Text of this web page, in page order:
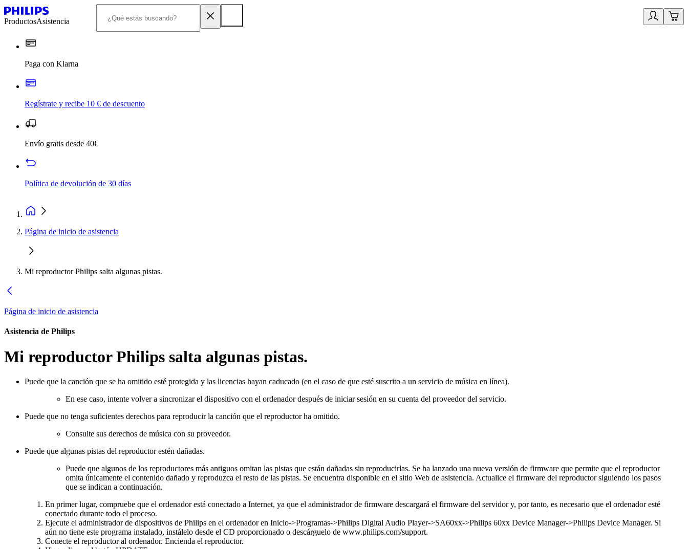
ProductosAsistencia
Paga con Klarna
Regístrate y recibe 10 € de descuento
Envío gratis desde 40€
Política de devolución de 30 días
Página de inicio de asistencia
Mi reproductor Philips salta algunas pistas.
Página de inicio de asistencia
Asistencia de Philips
Mi reproductor Philips salta algunas pistas.
Puede que la canción que se ha omitido esté protegida y las licencias hayan caducado (en el caso de que esté suscrito a un servicio de música en línea).
En ese caso, intente volver a sincronizar el dispositivo con el ordenador después de iniciar sesión en su cuenta del proveedor del servicio.
Puede que no tenga suficientes derechos para reproducir la canción que el reproductor ha omitido.
Consulte sus derechos de música con su proveedor.
Puede que algunas pistas del reproductor estén dañadas.
Puede que algunos de los reproductores más antiguos omitan las pistas que están dañadas sin reproducirlas. Se ha lanzado una nueva versión de firmware que permite que el reproductor
omita únicamente el contenido dañado y reproduzca el resto de las pistas. Se encuentra disponible en el sitio Web de asistencia. Actualice el firmware del reproductor siguiendo los pasos
que se indican a continuación.
En primer lugar, compruebe que el ordenador está conectado a Internet, ya que el administrador de firmware descargará el firmware del servidor y, por tanto, es necesario que el ordenador esté
conectado durante todo el proceso.
Ejecute el administrador de dispositivos de Philips en el ordenador en Inicio->Programas->Philips Digital Audio Player->SA60xx->Philips 60xx Device Manager->Philips Device Manager. Si
aún no tiene este programa instalado, instálelo desde el CD proporcionado o descárguelo de www.philips.com/support.
Conecte el reproductor al ordenador. Encienda el reproductor.